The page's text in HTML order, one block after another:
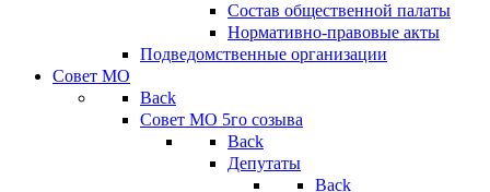
Состав общественной палаты
Нормативно-правовые акты
Подведомственные организации
Совет МО
Back
Совет МО 5го созыва
Back
Депутаты
Back